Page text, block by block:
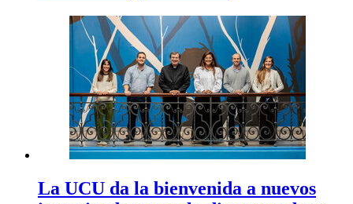
La UCU da la bienvenida a nuevos